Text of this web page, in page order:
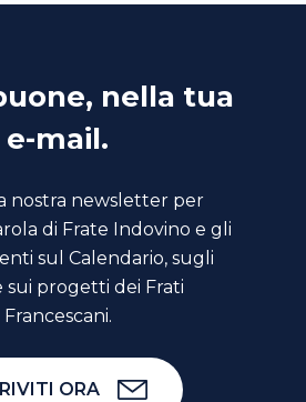
nella tua
e-mail.
nostra newsletter per
di Frate Indovino e gli
sul Calendario, sugli
sui progetti dei Frati
Francescani.
ORA